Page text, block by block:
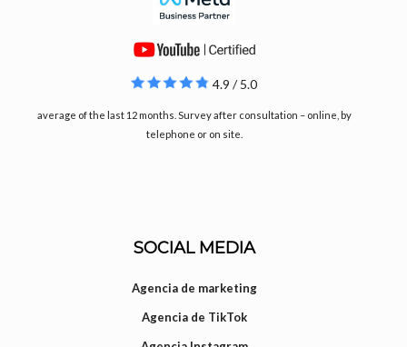
4.9 / 5.0
average of the last 12 months. Survey after consultation – online, by
telephone or on site.
SOCIAL MEDIA
Agencia de marketing
Agencia de TikTok